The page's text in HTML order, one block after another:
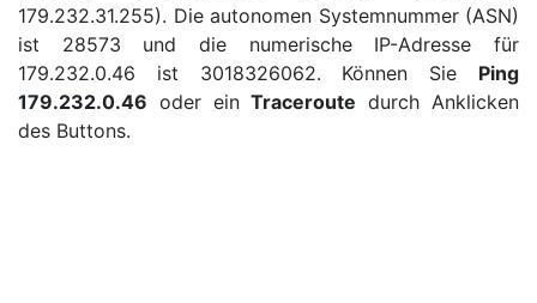
179.232.31.255). Die autonomen Systemnummer (ASN)
ist 28573 und die numerische IP-Adresse für
179.232.0.46 ist 3018326062. Können Sie Ping
179.232.0.46 oder einTraceroute durch Anklicken
des Buttons.